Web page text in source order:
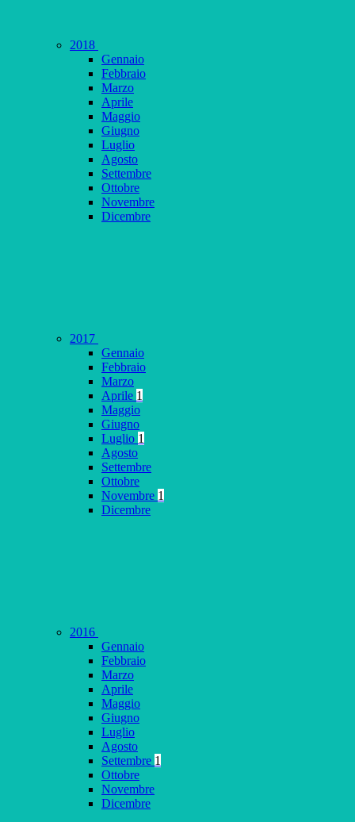
2018
Gennaio
Febbraio
Marzo
Aprile
Maggio
Giugno
Luglio
Agosto
Settembre
Ottobre
Novembre
Dicembre
2017
Gennaio
Febbraio
Marzo
Aprile 1
Maggio
Giugno
Luglio 1
Agosto
Settembre
Ottobre
Novembre 1
Dicembre
2016
Gennaio
Febbraio
Marzo
Aprile
Maggio
Giugno
Luglio
Agosto
Settembre 1
Ottobre
Novembre
Dicembre